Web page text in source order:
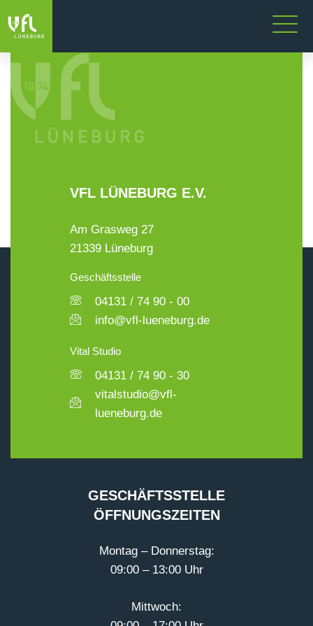
VFL LÜNEBURG E.V.
Am Grasweg 27
21339 Lüneburg
Geschäftsstelle
04131 / 74 90 - 00
info@vfl-lueneburg.de
Vital Studio
04131 / 74 90 - 30
vitalstudio@vfl-
lueneburg.de
GESCHÄFTSSTELLE
ÖFFNUNGSZEITEN
Montag – Donnerstag:
09:00 – 13:00 Uhr
Mittwoch: